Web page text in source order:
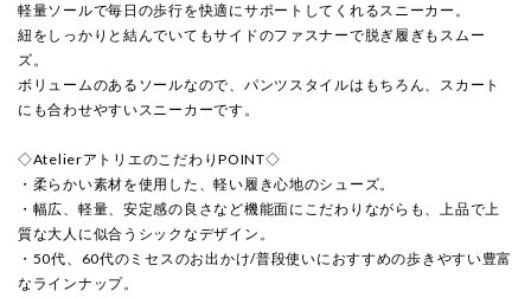
軽量ソールで毎日の歩行を快適にサポートしてくれるスニーカー。
紐をしっかりと結んでいてもサイドのファスナーで脱ぎ履ぎもスムー
ズ。
ボリュームのあるソールなので、パンツスタイルはもちろん、スカート
にも合わせやすいスニーカーです。
◇AtelierアトリエのこだわりPOINT◇
・柔らかい素材を使用した、軽い履き心地のシューズ。
・幅広、軽量、安定感の良さなど機能面にこだわりながらも、上品で上
質な大人に似合うシックなデザイン。
・50代、60代のミセスのお出かけ/普段使いにおすすめの歩きやすい豊富
なラインナップ。